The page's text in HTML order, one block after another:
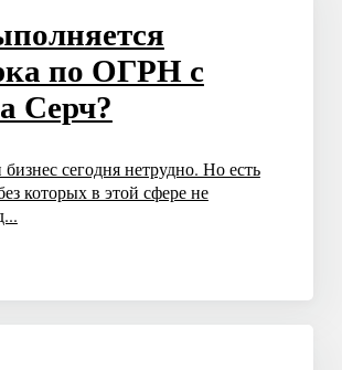
по ОГРН с
Серч?
бизнес сегодня нетрудно. Но есть
которых в этой сфере не